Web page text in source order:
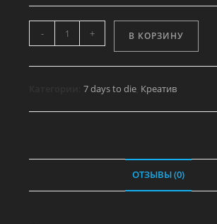
Количество
товара
Двигатель
- + В КОРЗИНУ
Категории:7 days to die Креатив
ОТЗЫВЫ (0)